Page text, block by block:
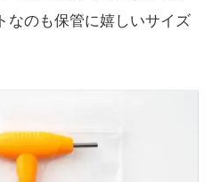
なのも保管に嬉しいサイズ